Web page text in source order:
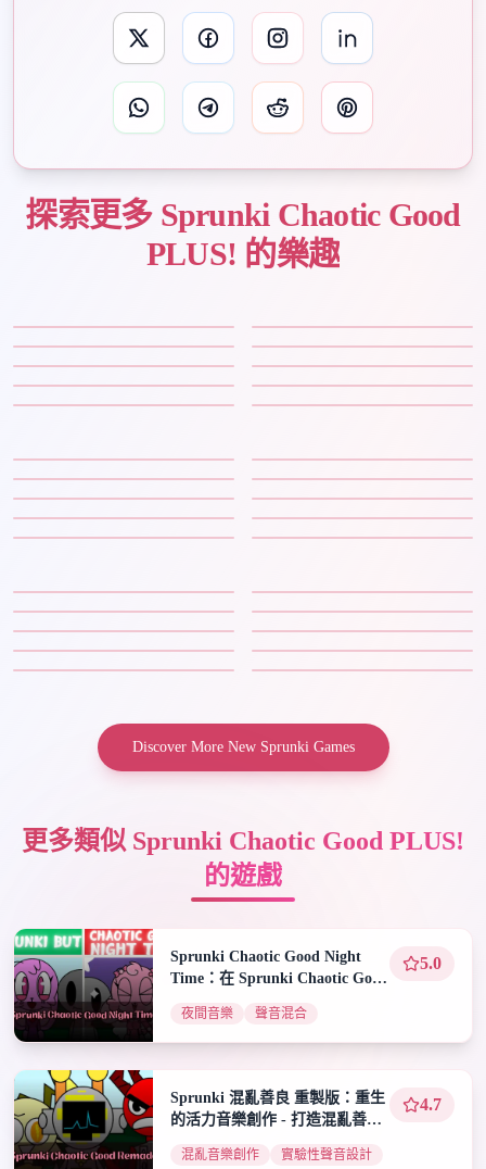
探索更多 Sprunki Chaotic Good
PLUS! 的樂趣
Discover More New Sprunki Games
更多類似 Sprunki Chaotic Good PLUS!
的遊戲
Sprunki Chaotic Good Night
Time：在 Sprunki Chaotic Good
5.0
夜間音樂 聲音混合
Sprunki 混亂善良 重製版：重生
的活力音樂創作 - 打造混亂善良
4.7
混亂音樂創作 實驗性聲音設計